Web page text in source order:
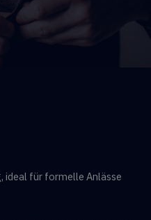
ideal für formelle Anlässe